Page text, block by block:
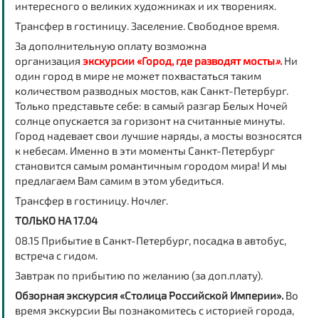
интересного о великих художниках и их творениях.
Трансфер в гостиницу. Заселение. Свободное время.
За дополнительную оплату возможна
организация экскурсии «Город, где разводят мосты».Ни
один город в мире не может похвастаться таким
количеством разводных мостов, как Санкт-Петербург.
Только представьте себе: в самый разгар Белых Ночей
солнце опускается за горизонт на считанные минуты.
Город надевает свои лучшие наряды, а мосты возносятся
к небесам. Именно в эти моменты Санкт-Петербург
становится самым романтичным городом мира! И мы
предлагаем Вам самим в этом убедиться.
Трансфер в гостиницу. Ночлег.
ТОЛЬКО НА 17.04
08.15 Прибытие в Санкт-Петербург, посадка в автобус,
встреча с гидом.
Завтрак по прибытию по желанию (за доп.плату).
Обзорная экскурсия «Столица Российской Империи».Во
время экскурсии Вы познакомитесь с историей города,